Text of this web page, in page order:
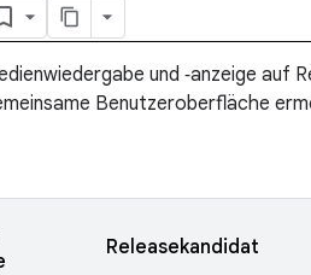
und ‑anzeige auf
Benutzeroberfläche
Releasekandidat